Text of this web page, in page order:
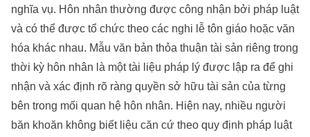
nghĩa vụ. Hôn nhân thường được công nhận bởi pháp luật
và có thể được tổ chức theo các nghi lễ tôn giáo hoặc văn
hóa khác nhau. Mẫu văn bản thỏa thuận tài sản riêng trong
thời kỳ hôn nhân là một tài liệu pháp lý được lập ra để ghi
nhận và xác định rõ ràng quyền sở hữu tài sản của từng
bên trong mối quan hệ hôn nhân. Hiện nay, nhiều người
băn khoăn không biết liệu căn cứ theo quy định pháp luật